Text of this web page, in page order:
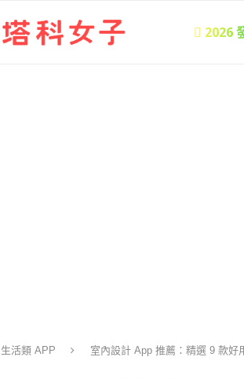
 2026
生活類 APP 室內設計 App 推薦：精選 9 款